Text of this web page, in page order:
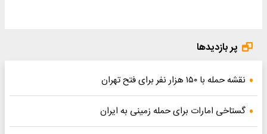
پر بازدیدها
نقشه حمله با ۱۵۰ هزار نفر برای فتح تهران
گستاخی امارات برای حمله زمینی به ایران